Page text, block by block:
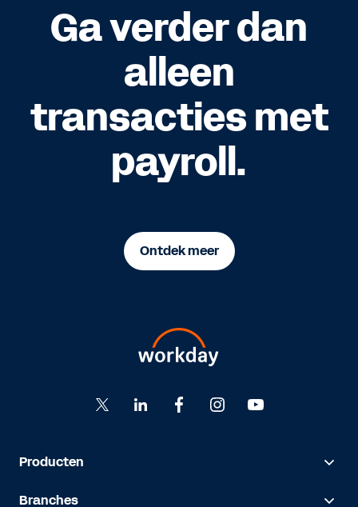
Ga verder dan
alleen
transacties met
payroll.
Ontdek meer
Producten
Branches